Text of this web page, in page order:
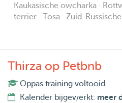
Kaukasische owcharka ·
terrier · Tosa · Zuid-
Thirza op Petbnb
Oppas training voltooid
Kalender bijgewerkt: meer